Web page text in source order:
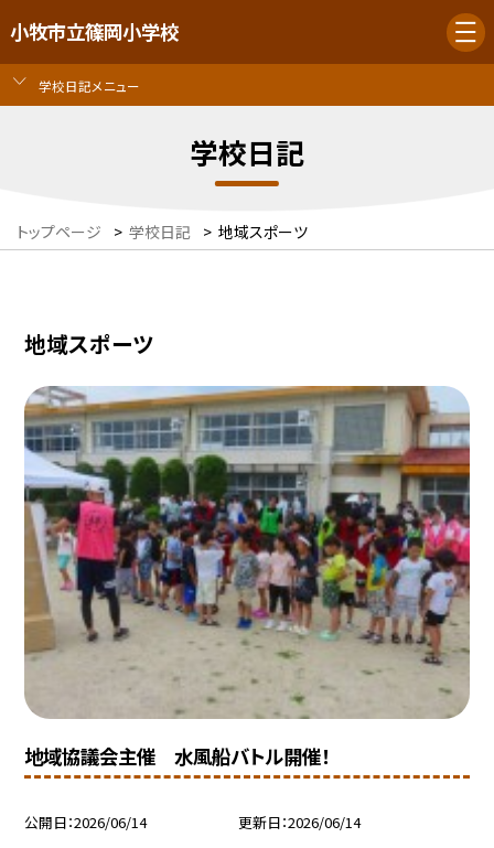
小牧市立篠岡小学校
学校日記メニュー
学校日記
トップページ > 学校日記 > 地域スポーツ
地域スポーツ
地域協議会主催 水風船バトル開催！
公開日 2026/06/14 更新日 2026/06/14